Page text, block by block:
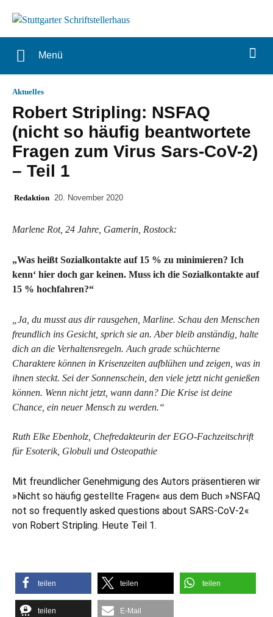
Menü
Aktuelles
Robert Stripling: NSFAQ
(nicht so häufig beantwortete
Fragen zum Virus Sars-CoV-2)
– Teil 1
Redaktion 20. November 2020
Marlene Rot, 24 Jahre, Gamerin, Rostock:
„Was heißt Sozialkontakte auf 15 % zu minimieren? Ich
kenn‘ hier doch gar keinen. Muss ich die Sozialkontakte auf
15 % hochfahren?“
„Ja, du musst aus dir rausgehen, Marline. Schau den Menschen
freundlich ins Gesicht, sprich sie an. Aber bleib anständig, halte
dich an die Verhaltensregeln. Auch grade schüchterne
Charaktere können in Krisenzeiten aufblühen und zeigen, was in
ihnen steckt. Sei der Sonnenschein, den viele jetzt nicht genießen
können. Wenn nicht jetzt, wann dann? Die Krise ist deine
Chance, ein neuer Mensch zu werden.“
Ruth Elke Ebenholz, Chefredakteurin der EGO-Fachzeitschrift
für Esoterik, Globuli und Osteopathie
Mit freundlicher Genehmigung des Autors präsentieren wir
»Nicht so häufig gestellte Fragen« aus dem Buch »NSFAQ
not so frequently asked questions about SARS-CoV-2«
von Robert Stripling. Heute Teil 1.
teilen teilen teilen
teilen E-Mail